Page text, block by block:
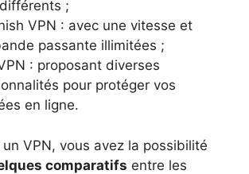
;
VPN : avec une vitesse et
passante illimitées ;
: proposant diverses
pour protéger vos
en ligne.
VPN, vous avez la possibilité
comparatifs entre les